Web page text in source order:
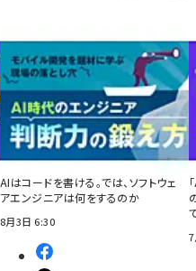
AIはコードを書ける。では、ソフトウェ
アエンジニアは何をするのか
8月3日 6:30